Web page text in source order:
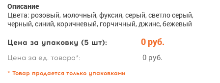
Описание
Цвета: розовый, молочный, фуксия, серый, светло серый,
черный, синий, коричневый, горчичный, джинс, бежевый
Цена за упаковку (5 шт): 0 руб.
Цена за ед. товара*: 0 руб.
* Товар продается только упаковками